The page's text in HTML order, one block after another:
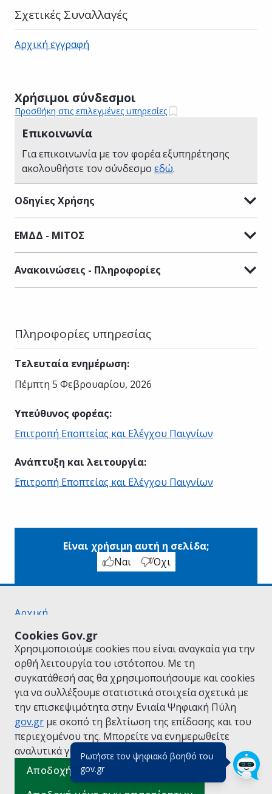
Ρωτήστε τον ψηφιακό βοηθό του
gov.gr(πάτησε για κλείσιμο)
Cookies Gov.gr
Χρησιμοποιούμε cookies που είναι αναγκαία για την
ορθή λειτουργία του ιστότοπου. Με τη
συγκατάθεσή σας θα χρησιμοποιήσουμε και cookies
για να συλλέξουμε στατιστικά στοιχεία σχετικά με
την επισκεψιμότητα στην Ενιαία Ψηφιακή Πύλη
gov.gr με σκοπό τη βελτίωση της επίδοσης και του
περιεχομένου της. Μπορείτε να ενημερωθείτε
αναλυτικά για την Πολιτική Cookies.
Αποδοχή όλων
Χρήσιμοι σύνδεσμοι
Προσθήκη στις επιλεγμένες υπηρεσίες
Επικοινωνία
Για επικοινωνία με τον φορέα εξυπηρέτησης
ακολουθήστε τον σύνδεσμο εδώ.
Οδηγίες Χρήσης
ΕΜΔΔ - ΜΙΤΟΣ
Ανακοινώσεις - Πληροφορίες
Σχετικές Συναλλαγές
Αρχική εγγραφή
Πληροφορίες υπηρεσίας
Τελευταία ενημέρωση:
Πέμπτη 5 Φεβρουαρίου, 2026
Υπεύθυνος φορέας:
Επιτροπή Εποπτείας και Ελέγχου Παιγνίων
Ανάπτυξη και λειτουργία:
Επιτροπή Εποπτείας και Ελέγχου Παιγνίων
Είναι χρήσιμη αυτή η σελίδα;
Ναι
Όχι
Αρχική
Όροι Χρήσης
Πολιτική Απορρήτου
Δήλωση προσβασιμότητας
Πολιτική cookies
Προτάσεις για το gov.gr
Υλοποίηση από το Υπουργείο Ψηφιακής
Διακυβέρνησης
Ελληνικά |Αγγλικά